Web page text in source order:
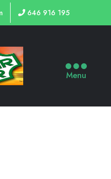
646 916 195
Menu